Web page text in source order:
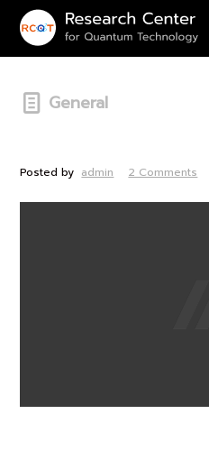
General
Posted by admin 2 Comments